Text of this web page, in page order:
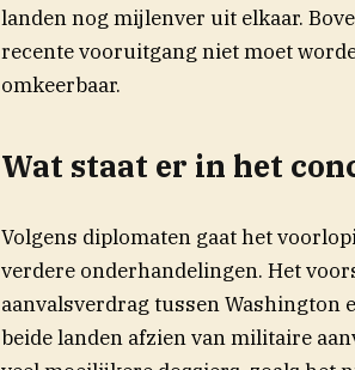
landen nog mijlenver uit elkaar.
recente vooruitgang niet moet
omkeerbaar.
Wat staat er in het
Volgens diplomaten gaat het
verdere onderhandelingen. Het
aanvalsverdrag tussen Washington
beide landen afzien van militaire